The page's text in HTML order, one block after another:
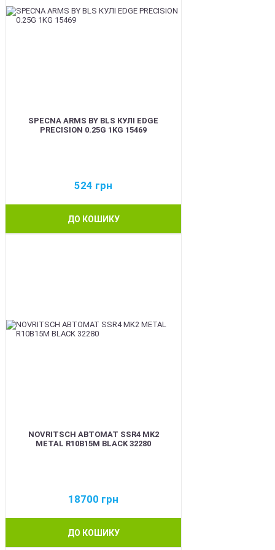
SPECNA ARMS BY BLS КУЛІ EDGE
PRECISION 0.25G 1KG 15469
524 грн
ДО КОШИКУ
NOVRITSCH АВТОМАТ SSR4 MK2
METAL R10B15M BLACK 32280
18700 грн
ДО КОШИКУ